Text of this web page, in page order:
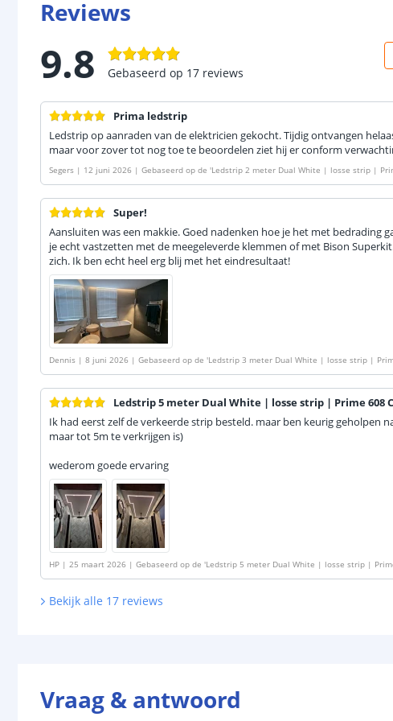
Reviews
9.8 Gebaseerd op 17 reviews
Prima ledstrip
Ledstrip op aanraden van de elektricien gekocht. Tijdig ontvangen
maar voor zover tot nog toe te beoordelen ziet hij er conform
Segers | 12 juni 2026 | Gebaseerd op de 'Ledstrip 2 meter Dual White | losse strip |
Super!
Aansluiten was een makkie. Goed nadenken hoe je het met bedrading
je echt vastzetten met de meegeleverde klemmen of met Bison
zich. Ik ben echt heel erg blij met het eindresultaat!
Dennis | 8 juni 2026 | Gebaseerd op de 'Ledstrip 3 meter Dual White | losse strip |
Ledstrip 5 meter Dual White | losse strip | Prime 608
Ik had eerst zelf de verkeerde strip besteld. maar ben keurig geholpen
maar tot 5m te verkrijgen is)
wederom goede ervaring
HP | 25 maart 2026 | Gebaseerd op de 'Ledstrip 5 meter Dual White | losse strip |
Bekijk alle 17 reviews
Vraag & antwoord